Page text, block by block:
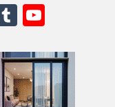
Tumblr